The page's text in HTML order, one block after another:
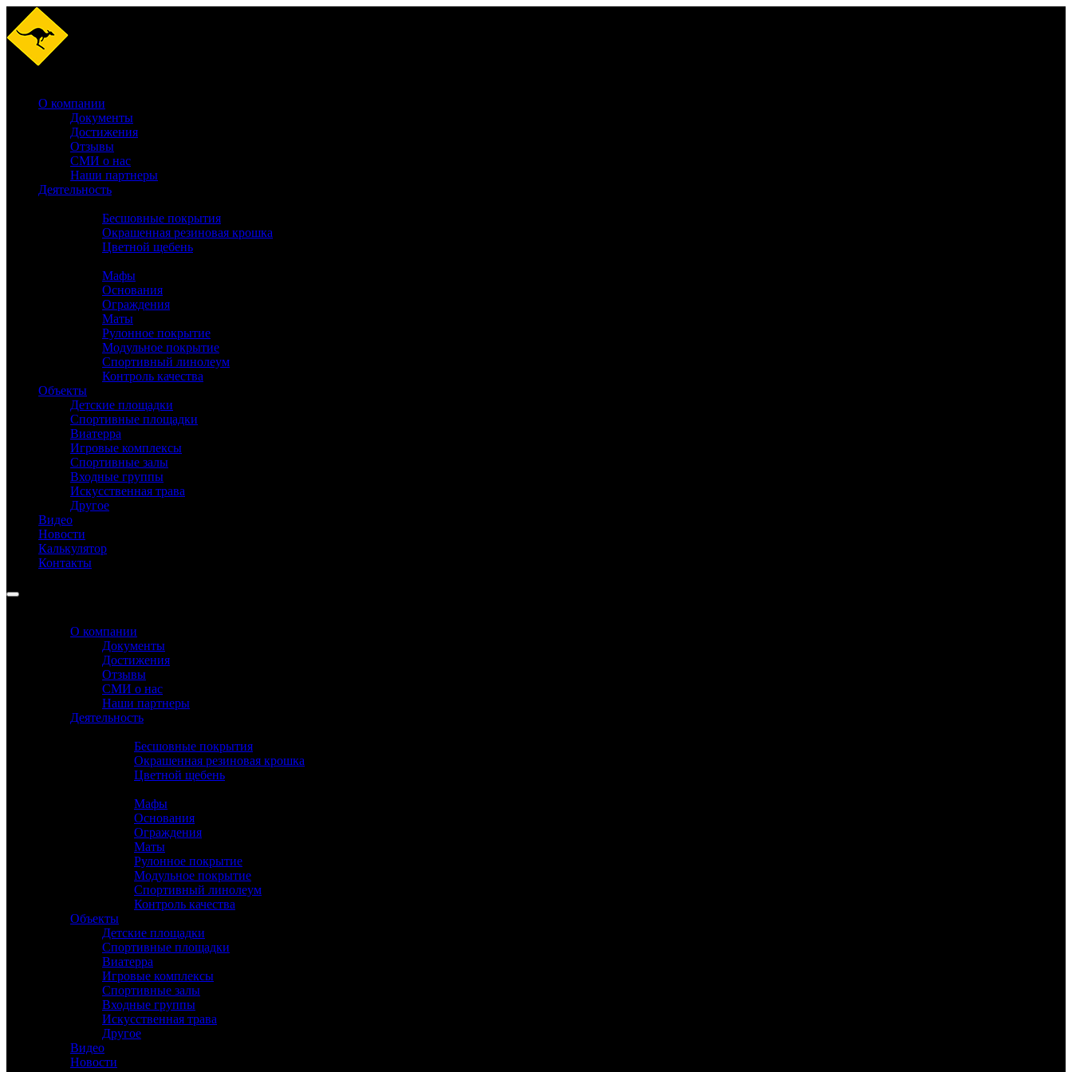
О компании
Документы
Достижения
Отзывы
СМИ о нас
Наши партнеры
Деятельность
Бесшовные покрытия
Окрашенная резиновая крошка
Цветной щебень
Мафы
Основания
Ограждения
Маты
Рулонное покрытие
Модульное покрытие
Спортивный линолеум
Контроль качества
Объекты
Детские площадки
Спортивные площадки
Виатерра
Игровые комплексы
Спортивные залы
Входные группы
Искусственная трава
Другое
Видео
Новости
Калькулятор
Контакты
О компании
Документы
Достижения
Отзывы
СМИ о нас
Наши партнеры
Деятельность
Бесшовные покрытия
Окрашенная резиновая крошка
Цветной щебень
Мафы
Основания
Ограждения
Маты
Рулонное покрытие
Модульное покрытие
Спортивный линолеум
Контроль качества
Объекты
Детские площадки
Спортивные площадки
Виатерра
Игровые комплексы
Спортивные залы
Входные группы
Искусственная трава
Другое
Видео
Новости